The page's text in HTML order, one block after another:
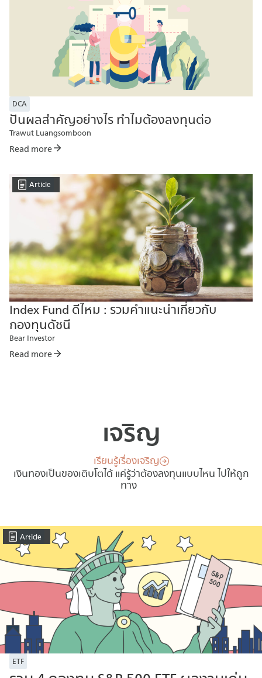
DCA
ปันผลสำคัญอย่างไร ทำไมต้องลงทุนต่อ
Trawut Luangsomboon
Read more
Article
Index Fund ดีไหม : รวมคำแนะนำเกี่ยวกับ
กองทุนดัชนี
Bear Investor
Read more
เจริญ
เงินทองเป็นของเติบโตได้ แค่รู้ว่าต้องลงทุนแบบไหน ไปให้ถูก
ทาง
เรียนรู้เรื่องเจริญ
Article
ETF